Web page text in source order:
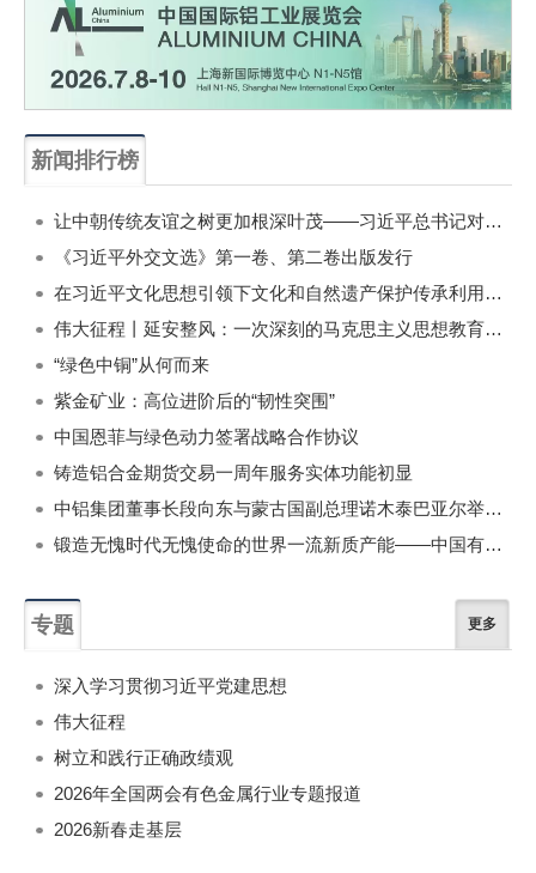
新闻排行榜
让中朝传统友谊之树更加根深叶茂——习近平总书记对朝鲜进行国事访问纪实
《习近平外交文选》第一卷、第二卷出版发行
在习近平文化思想引领下文化和自然遗产保护传承利用工作开创新局面
伟大征程丨延安整风：一次深刻的马克思主义思想教育运动
“绿色中铜”从何而来
紫金矿业：高位进阶后的“韧性突围”
中国恩菲与绿色动力签署战略合作协议
铸造铝合金期货交易一周年服务实体功能初显
中铝集团董事长段向东与蒙古国副总理诺木泰巴亚尔举行会谈
锻造无愧时代无愧使命的世界一流新质产能——中国有色金属工业的战略应对与破局之道（二）
专题 更多
深入学习贯彻习近平党建思想
伟大征程
树立和践行正确政绩观
2026年全国两会有色金属行业专题报道
2026新春走基层